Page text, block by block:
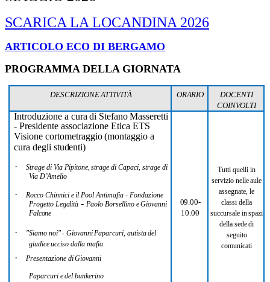
SCARICA LA LOCANDINA 2026
ARTICOLO ECO DI BERGAMO
PROGRAMMA DELLA GIORNATA
DESCRIZIONEATTIVITÀ ORARIO
DOCENTI
COINVOLTI
Introduzione a cura di Stefano Masseretti
- Presidente associazione Etica ETS
Visione cortometraggio (montaggio a
cura degli studenti)
·
Strage di Via Pipitone,strage di Capaci, strage di
Via D’Amelio
· Rocco Chinnici e il Pool Antimafia - Fondazione
Progetto Legalità- Paolo Borsellino eGiovanni
Falcone
· "Siamo noi"- GiovanniPaparcuri, autistadel
giudiceucciso dallamafia
· Presentazione diGiovanni
Paparcuri edel bunkerino
09.00-
10.00
Tutti quelli in
servizio nelleaule
assegnate, le
classi della
succursale inspazi
della sededi
seguito
comunicati